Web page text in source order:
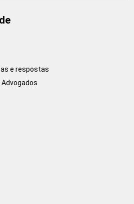
e respostas